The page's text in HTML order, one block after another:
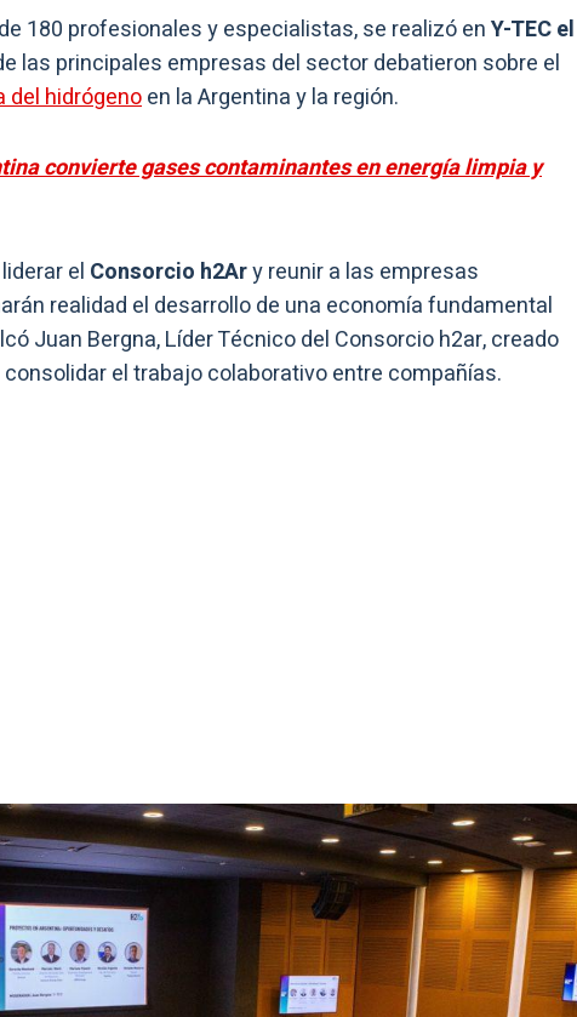
180 profesionales y especialistas, se realizó enY-TEC el
las principales empresas del sector debatieron sobre el
del hidrógenoen la Argentina y la región.
convierte gases contaminantes en energía limpia y
el Consorcio h2Ary reunir a las empresas
realidad el desarrollo de una economía fundamental
Juan Bergna, Líder Técnico del Consorcio h2ar, creado
consolidar el trabajo colaborativo entre compañías.